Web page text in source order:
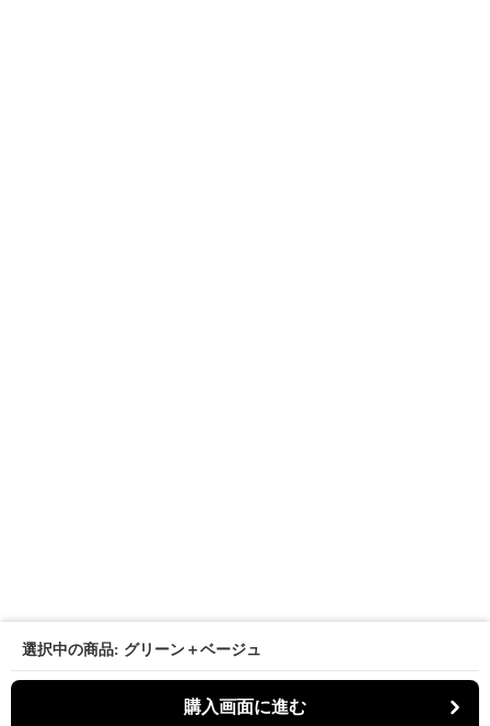
選択中の商品: グリーン＋ベージュ
購入画面に進む